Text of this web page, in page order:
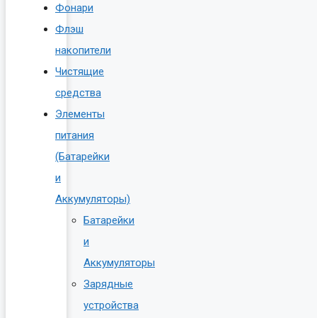
Фонари
Флэш
накопители
Чистящие
средства
Элементы
питания
(Батарейки
и
Аккумуляторы)
Батарейки
и
Аккумуляторы
Зарядные
устройства